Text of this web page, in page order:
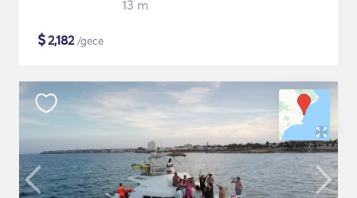
13 m
$2,182/gece